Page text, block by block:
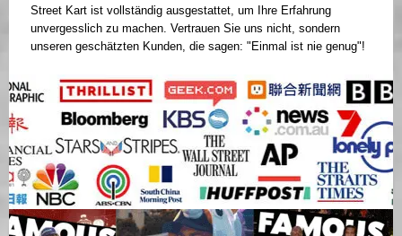
Street Kart ist vollständig ausgestattet, um Ihre Erfahrung
unvergesslich zu machen. Vertrauen Sie uns nicht, sondern
unseren geschätzten Kunden, die sagen: "Einmal ist nie genug"!